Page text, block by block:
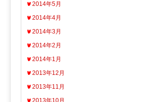
2014年5月
2014年4月
2014年3月
2014年2月
2014年1月
2013年12月
2013年11月